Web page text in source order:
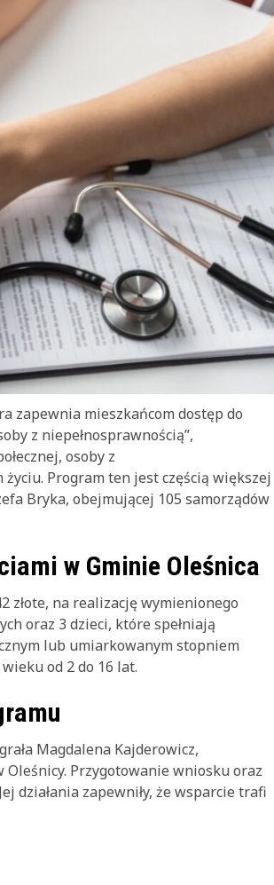
zapewnia mieszkańcom dostęp do
z niepełnosprawnością”,
osoby z
Program ten jest częścią większej
Bryka, obejmującej 105 samorządów
w Gminie Oleśnica
złote, na realizację wymienionego
oraz 3 dzieci, które spełniają
lub umiarkowanym stopniem
od 2 do 16 lat.
Magdalena Kajderowicz,
Oleśnicy. Przygotowanie wniosku oraz
działania zapewniły, że wsparcie trafi